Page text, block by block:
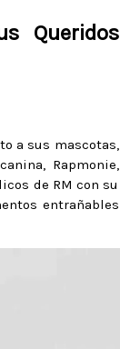
Queridos
a sus mascotas,
Rapmonie,
de RM con su
entrañables